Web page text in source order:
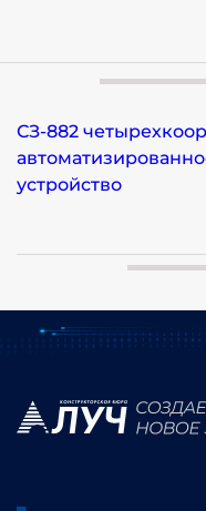
СЗ-882
устройство